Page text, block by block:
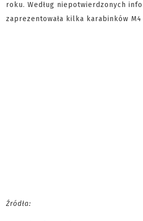
roku. Według niepotwierdzonych
zaprezentowała kilka karabinków
Źródła: